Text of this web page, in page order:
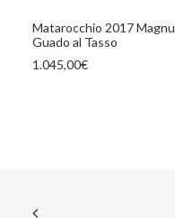
Matarocchio 2017
Guado al Tasso
1.045,00€